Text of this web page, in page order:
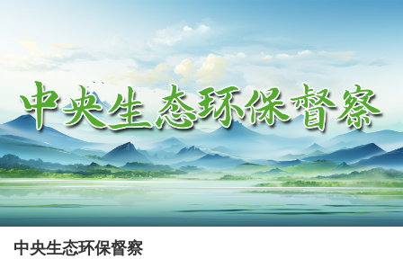
中央生态环保督察